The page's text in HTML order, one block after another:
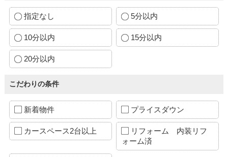
指定なし 5分以内
10分以内 15分以内
20分以内
こだわりの条件
新着物件 プライスダウン
カースペース2台以上
リフォーム 内装リフ
ォーム済